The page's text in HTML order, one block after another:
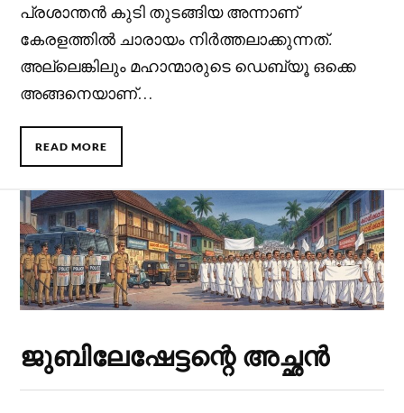
പ്രശാന്തൻ കുടി തുടങ്ങിയ അന്നാണ്
കേരളത്തിൽ ചാരായം നിർത്തലാക്കുന്നത്.
അല്ലെങ്കിലും മഹാന്മാരുടെ ഡെബ്യൂ ഒക്കെ
അങ്ങനെയാണ്…
READ MORE
ജുബിലേഷേട്ടന്റെ അച്ഛൻ